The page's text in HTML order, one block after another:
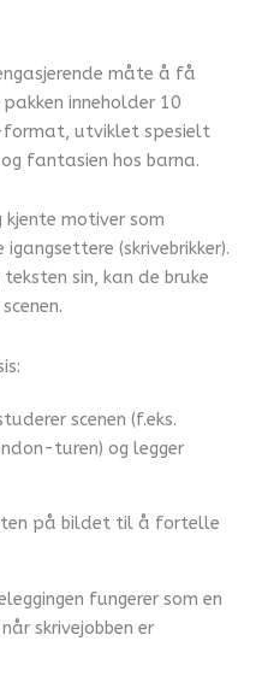
måte å få
inneholder 10
utviklet spesielt
fantasien hos barna.
motiver som
(skrivebrikker).
sin, kan de bruke
scenen (f.eks.
turen) og legger
på bildet til å fortelle
fungerer som en
skrivejobben er